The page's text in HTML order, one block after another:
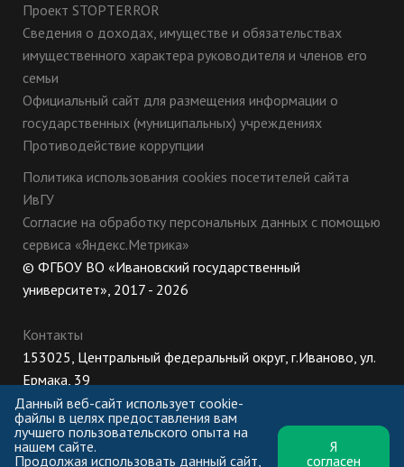
Проект STOPTERROR
Сведения о доходах, имуществе и обязательствах
имущественного характера руководителя и членов его
семьи
Официальный сайт для размещения информации о
государственных (муниципальных) учреждениях
Противодействие коррупции
Политика использования cookies посетителей сайта
ИвГУ
Согласие на обработку персональных данных с помощью
сервиса «Яндекс.Метрика»
© ФГБОУ ВО «Ивановский государственный
университет», 2017 - 2026
Контакты
153025, Центральный федеральный округ, г.Иваново, ул.
Ермака, 39
8 (800) 222-56-86 (Приемная комиссия), +7 (4932) 32-62-
10 (Ректорат)
ПН-ЧТ: 8:30-17:00;
Данный веб-сайт использует cookie-
файлы в целях предоставления вам
лучшего пользовательского опыта на
нашем сайте.
Продолжая использовать данный сайт,
Я
согласен